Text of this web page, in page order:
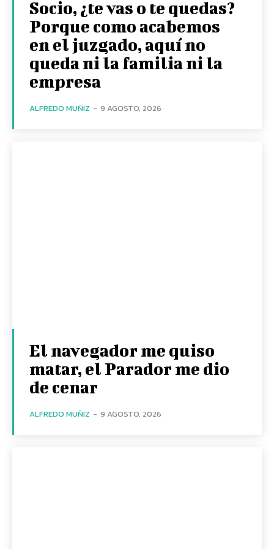
Socio, ¿te vas o te quedas?
Porque como acabemos
en el juzgado, aquí no
queda ni la familia ni la
empresa
ALFREDO MUÑIZ - 9 AGOSTO, 2026
El navegador me quiso
matar, el Parador me dio
de cenar
ALFREDO MUÑIZ - 9 AGOSTO, 2026